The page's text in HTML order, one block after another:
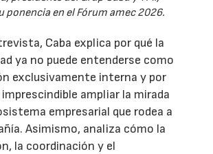
ponencia en el Fórum amec 2026.
Caba explica por qué la
ya no puede entenderse como
exclusivamente interna y por
ampliar la mirada
empresarial que rodea a
Asimismo, analiza cómo la
la coordinación y el